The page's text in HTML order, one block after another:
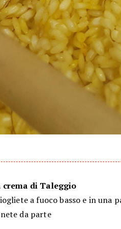
crema di Taleggio
a fuoco basso e in una
da parte